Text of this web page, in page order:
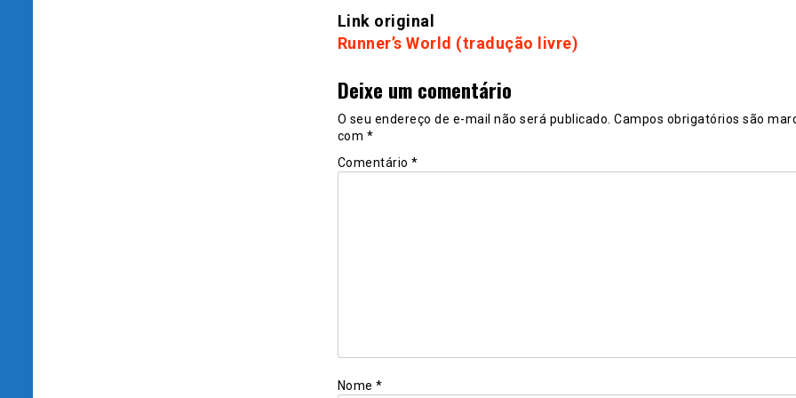
Link original
Runner’s World (tradução livre)
Deixe um comentário
O seu endereço de e-mail não será publicado. Campos obrigatórios são
com *
Comentário *
Nome *